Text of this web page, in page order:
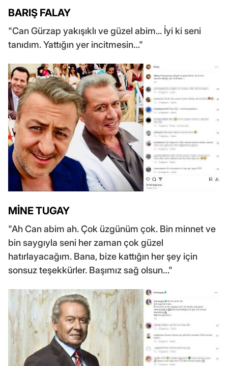
BARIŞ FALAY
"Can Gürzap yakışıklı ve güzel abim... İyi ki seni
tanıdım. Yattığın yer incitmesin…"
MİNE TUGAY
"Ah Can abim ah. Çok üzgünüm çok. Bin minnet ve
bin saygıyla seni her zaman çok güzel
hatırlayacağım. Bana, bize kattığın her şey için
sonsuz teşekkürler. Başımız sağ olsun…"